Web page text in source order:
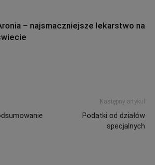
– najsmaczniejsze lekarstwo na
Następny artykuł
Podatki od działów
specjalnych